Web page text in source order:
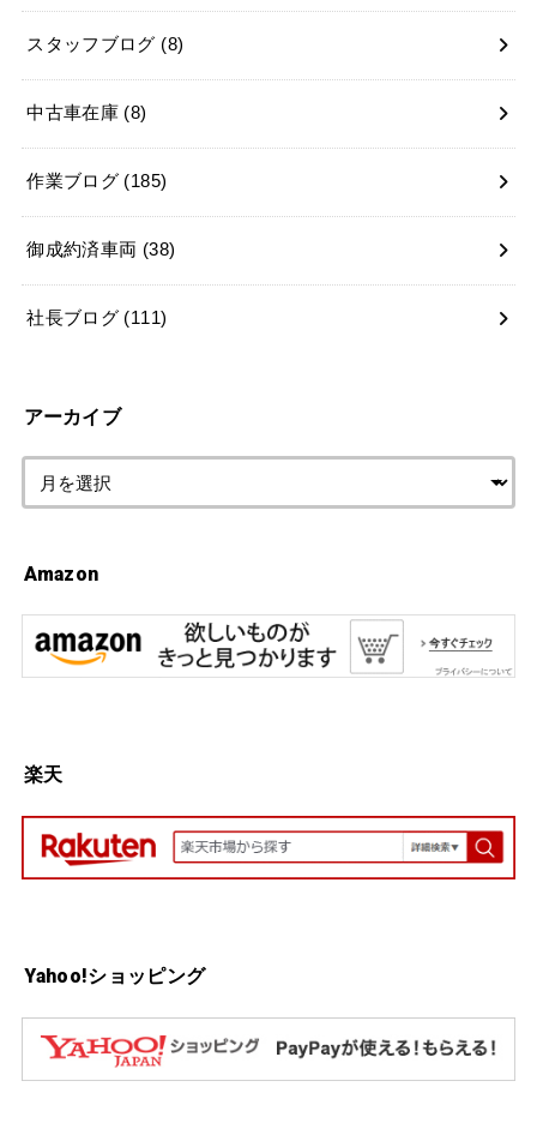
スタッフブログ (8)
中古車在庫 (8)
作業ブログ (185)
御成約済車両 (38)
社長ブログ (111)
アーカイブ
Amazon
楽天
Yahoo!ショッピング